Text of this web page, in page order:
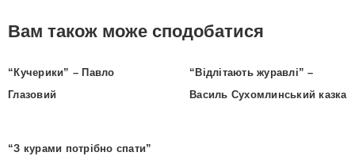
Вам також може сподобатися
“Кучерики” – Павло
Глазовий
“Відлітають журавлі” –
Василь Сухомлинський казка
“З курами потрібно спати”